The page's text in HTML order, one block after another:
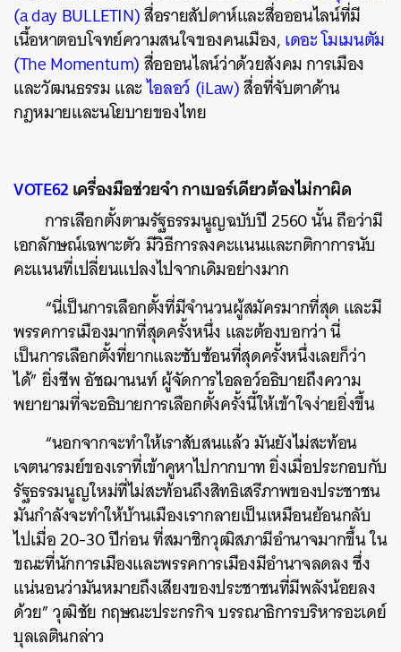
(a day BULLETIN)สื่อรายสัปดาห์และสื่อออนไลน์ที่มี
เนื้อหาตอบโจทย์ความสนใจของคนเมือง,เดอะ โมเมนตัม
(The Momentum)สื่อออนไลน์ว่าด้วยสังคม การเมือง
และวัฒนธรรม และไอลอว์ (iLaw)สื่อที่จับตาด้าน
กฎหมายและนโยบายของไทย
VOTE62เครื่องมือช่วยจำ กาเบอร์เดียวต้องไม่กาผิด
การเลือกตั้งตามรัฐธรรมนูญฉบับปี 2560 นั้น ถือว่ามี
เอกลักษณ์เฉพาะตัว มีวิธีการลงคะแนนและกติกาการนับ
คะแนนที่เปลี่ยนแปลงไปจากเดิมอย่างมาก
“นี่เป็นการเลือกตั้งที่มีจำนวนผู้สมัครมากที่สุด และมี
พรรคการเมืองมากที่สุดครั้งหนึ่ง และต้องบอกว่า นี่
เป็นการเลือกตั้งที่ยากและซับซ้อนที่สุดครั้งหนึ่งเลยก็ว่า
ได้” ยิ่งชีพ อัชฌานนท์ ผู้จัดการไอลอว์อธิบายถึงความ
พยายามที่จะอธิบายการเลือกตั้งครั้งนี้ให้เข้าใจง่ายยิ่งขึ้น
“นอกจากจะทำให้เราสับสนแล้ว มันยังไม่สะท้อน
เจตนารมย์ของเราที่เข้าคูหาไปกากบาท ยิ่งเมื่อประกอบกับ
รัฐธรรมนูญใหม่ที่ไม่สะท้อนถึงสิทธิเสรีภาพของประชาชน
มันกำลังจะทำให้บ้านเมืองเรากลายเป็นเหมือนย้อนกลับ
ไปเมื่อ 20-30 ปีก่อน ที่สมาชิกวุฒิสภามีอำนาจมากขึ้น ใน
ขณะที่นักการเมืองและพรรคการเมืองมีอำนาจลดลง ซึ่ง
แน่นอนว่ามันหมายถึงเสียงของประชาชนที่มีพลังน้อยลง
ด้วย” วุฒิชัย กฤษณะประกรกิจ บรรณาธิการบริหารอะเดย์
บุลเลตินกล่าว